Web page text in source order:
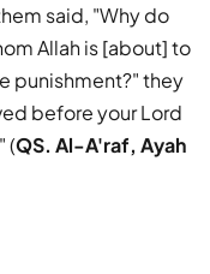
said, "Why do
Allah is [about] to
punishment?" they
before your Lord
(QS. Al-A'raf, Ayah